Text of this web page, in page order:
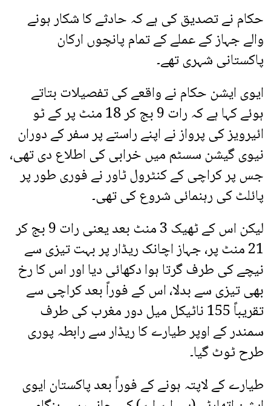
حکام نے تصدیق کی ہے کہ حادثے کا شکار ہونے
والے جہاز کے عملے کے تمام پانچوں ارکان
پاکستانی شہری تھے۔
ایوی ایشن حکام نے واقعے کی تفصیلات بتاتے
ہوئے کہا ہے کہ رات 9 بج کر 18 منٹ پر کے ٹو
ائیرویز کی پرواز نے اپنے راستے پر سفر کے دوران
نیوی گیشن سسٹم میں خرابی کی اطلاع دی تھی،
جس پر کراچی کے کنٹرول ٹاور نے فوری طور پر
پائلٹ کی رہنمائی شروع کی تھی۔
لیکن اس کے ٹھیک 3 منٹ بعد یعنی رات 9 بج کر
21 منٹ پر، جہاز اچانک ریڈار پر بہت تیزی سے
نیچے کی طرف گرتا ہوا دکھائی دیا اور اس کا رخ
بھی تیزی سے بدلا، اس کے فوراً بعد کراچی سے
تقریباً 155 ناٹیکل میل دور مغرب کی طرف
سمندر کے اوپر طیارے کا ریڈار سے رابطہ پوری
طرح ٹوٹ گیا۔
طیارے کے لاپتہ ہونے کے فوراً بعد پاکستان ایوی